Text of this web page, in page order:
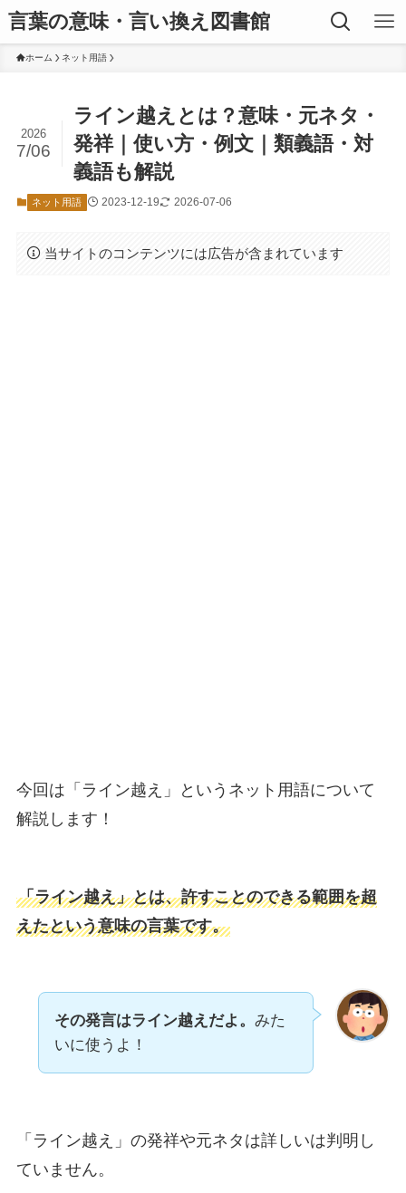
言葉の意味・言い換え図書館
ホーム ネット用語
ライン越えとは？意味・元ネタ・
発祥｜使い方・例文｜類義語・対
義語も解説
2026
7/06
ネット用語 2023-12-19 2026-07-06
当サイトのコンテンツには広告が含まれています
今回は「ライン越え」というネット用語について
解説します！
「ライン越え」とは、許すことのできる範囲を超
えたという意味の言葉です。
その発言はライン越えだよ。 みた
いに使うよ！
「ライン越え」の発祥や元ネタは詳しいは判明し
ていません。